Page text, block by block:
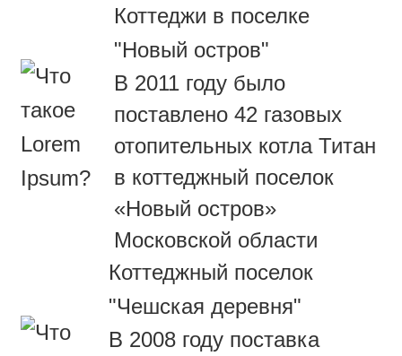
Коттеджи в поселке
"Новый остров"
В 2011 году было
поставлено 42 газовых
отопительных котла Титан
в коттеджный поселок
«Новый остров»
Московской области
Коттеджный поселок
"Чешская деревня"
В 2008 году поставка